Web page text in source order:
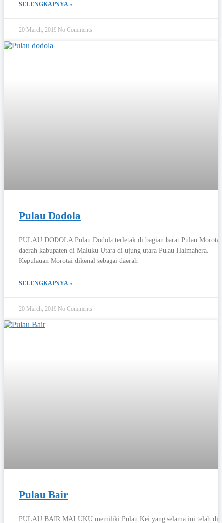
SELENGKAPNYA »
20 March, 2019 No Comments
Pulau Dodola
PULAU DODOLA Pulau Dodola terletak di bagian barat Pulau
daerah kabupaten di Maluku Utara di ujung utara Pulau Halmahera.
Kepulauan Morotai dikenal sebagai daerah
SELENGKAPNYA »
20 March, 2019 No Comments
Pulau Bair
PULAU BAIR MALUKU memiliki Pulau Kei yang selama ini telah